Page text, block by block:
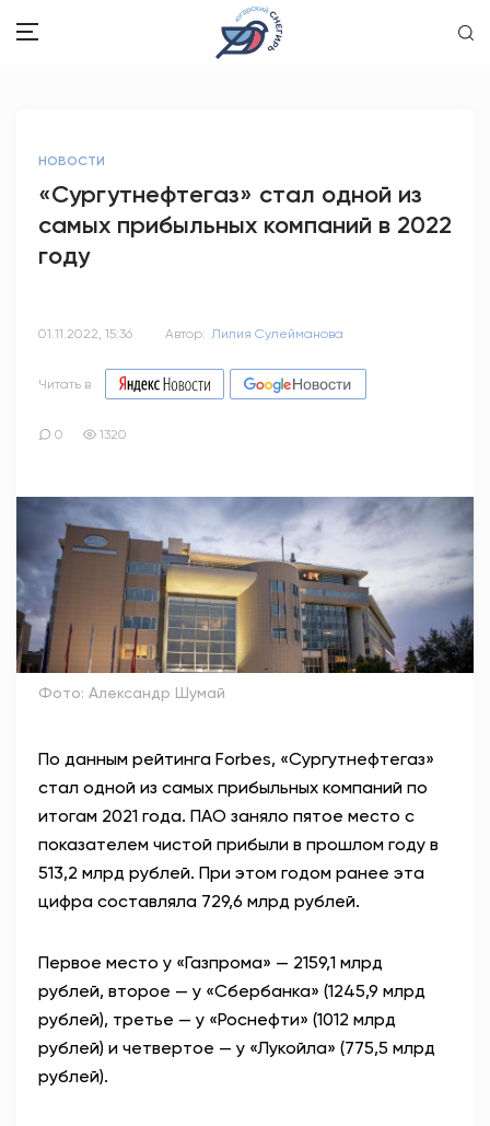
ОБРАЗОВАНИЕ
КУЛЬТУРА
СПОРТ
АНТИТЕРРОР
НОВОСТИ
ОФИЦИАЛЬНО
Вход / Регистрация
НОВОСТИ
«Сургутнефтегаз» стал одной из
самых прибыльных компаний в 2022
году
01.11.2022, 15:36 Автор: Лилия Сулейманова
Читать в
0 1320
Фото: Александр Шумай
По данным рейтинга Forbes, «Сургутнефтегаз»
стал одной из самых прибыльных компаний по
итогам 2021 года. ПАО заняло пятое место с
показателем чистой прибыли в прошлом году в
513,2 млрд рублей. При этом годом ранее эта
цифра составляла 729,6 млрд рублей.
Первое место у «Газпрома» — 2159,1 млрд
рублей, второе — у «Сбербанка» (1245,9 млрд
рублей), третье — у «Роснефти» (1012 млрд
рублей) и четвертое — у «Лукойла» (775,5 млрд
рублей).